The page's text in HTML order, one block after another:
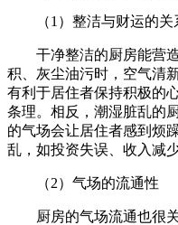
（1）整洁与财运的关
干净整洁的厨房能营
积、灰尘油污时，空气清
有利于居住者保持积极的
条理。相反，潮湿脏乱的
的气场会让居住者感到烦
乱，如投资失误、收入减
（2）气场的流通性
厨房的气场流通也很